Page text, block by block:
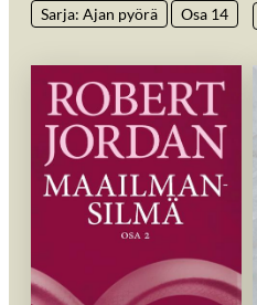
Sarja: Ajan pyörä Osa 14